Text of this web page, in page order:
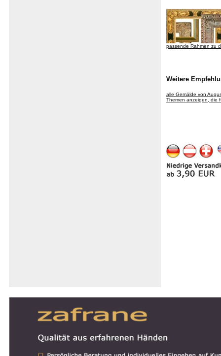
passende Rahmen zu
Weitere
alle Gemälde von
Themen anzeigen, die